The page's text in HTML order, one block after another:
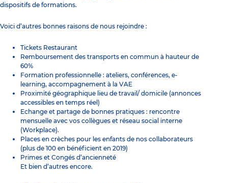
dispositifs de formations.
Voici d’autres bonnes raisons de nous rejoindre :
Tickets Restaurant
Remboursement des transports en commun à hauteur de
60%
Formation professionnelle : ateliers, conférences, e-
learning, accompagnement à la VAE
Proximité géographique lieu de travail/ domicile (annonces
accessibles en temps réel)
Echange et partage de bonnes pratiques : rencontre
mensuelle avec vos collègues et réseau social interne
(Workplace).
Places en crèches pour les enfants de nos collaborateurs
(plus de 100 en bénéficient en 2019)
Primes et Congés d’ancienneté
Et bien d’autres encore.